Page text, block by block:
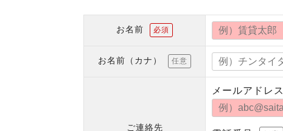
お名前 必須
お名前（カナ） 任意
ご連絡先
メールアドレス